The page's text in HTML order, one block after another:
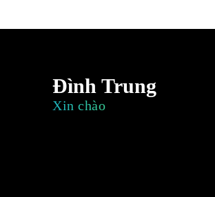
Đình Trung
Xin chào